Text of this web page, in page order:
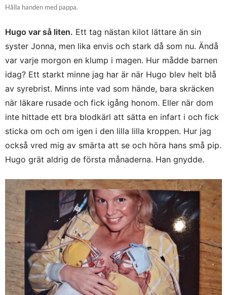
Hålla handen med pappa.
Hugo var så liten. Ett tag nästan kilot lättare än sin
syster Jonna, men lika envis och stark då som nu. Ändå
var varje morgon en klump i magen. Hur mådde barnen
idag? Ett starkt minne jag har är när Hugo blev helt blå
av syrebrist. Minns inte vad som hände, bara skräcken
när läkare rusade och fick igång honom. Eller när dom
inte hittade ett bra blodkärl att sätta en infart i och fick
sticka om och om igen i den lilla lilla kroppen. Hur jag
också vred mig av smärta att se och höra hans små pip.
Hugo grät aldrig de första månaderna. Han gnydde.